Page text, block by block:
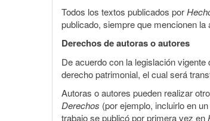
Todos los textos publicados por
publicado, siempre que mencionen
Derechos de autoras o autores
De acuerdo con la legislación
derecho patrimonial, el cual será
Autoras o autores pueden realizar
Derechos (por ejemplo, incluirlo en
trabajo se publicó por primera vez en